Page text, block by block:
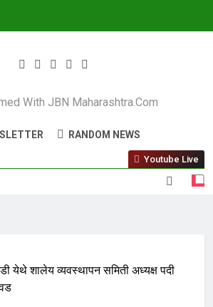
Maharashtra
With JBN Maharashtra.com
RANDOM NEWS
Youtube Live
येथे शालेय व्यवस्थापन समिती अध्यक्ष पदी